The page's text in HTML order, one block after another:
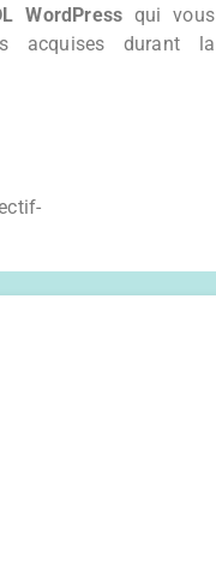
WordPress qui vous
acquises durant la